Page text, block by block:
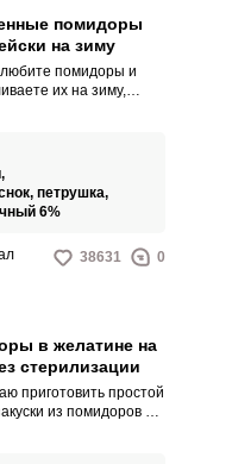
помидоры
на зиму
помидоры и
их на зиму,
по-корейски на зиму.
зимняя закуска
вам незабываемое
и своим
зелени напомнит о
петрушка,
6%
38631 0
в желатине на
стерилизации
приготовить простой
из помидоров в